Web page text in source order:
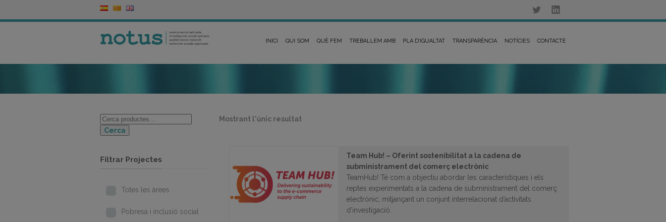
INICI QUI SOM QUÈ FEM TREBALLEM AMB PLA D’IGUALTAT TRANSPARÈNCIA NOTÍCIES CONTACTE
Mostrant l'únic resultat
Team Hub! – Oferint sostenibilitat a la cadena de
subministrament del comerç electrònic
TeamHub! Té com a objectiu abordar les característiques i els
reptes experimentats a la cadena de subministrament del comerç
electrònic, mitjançant un conjunt interrelacionat d’activitats
d’investigació.
Cerca
Filtrar Projectes
Totes les àrees
Pobresa i inclusió social